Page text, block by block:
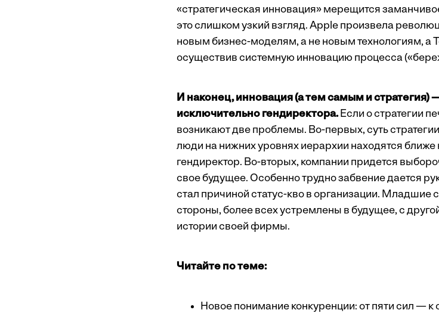
«стратегическая инновация» мерещится
это слишком узкий взгляд. Apple произвела
новым бизнес-моделям, а не новым технологиям, а
осуществив системную инновацию процесса
И наконец, инновация (а тем самым и стратегия)
исключительно гендиректора.Если о стратегии
возникают две проблемы. Во-первых, суть
люди на нижних уровнях иерархии находятся ближе
гендиректор. Во-вторых, компании придется
свое будущее. Особенно трудно забвение дается
стал причиной статус-кво в организации. Младшие
стороны, более всех устремлены в будущее, с
истории своей фирмы.
Читайте по теме:
Новое понимание конкуренции: от пяти сил — к